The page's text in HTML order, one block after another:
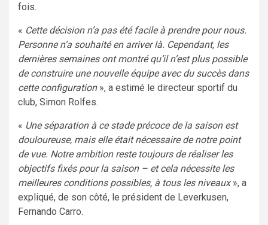
fois.
« Cette décision n’a pas été facile à prendre pour nous.
Personne n’a souhaité en arriver là. Cependant, les
dernières semaines ont montré qu’il n’est plus possible
de construire une nouvelle équipe avec du succès dans
cette configuration», a estimé le directeur sportif du
club, Simon Rolfes.
« Une séparation à ce stade précoce de la saison est
douloureuse, mais elle était nécessaire de notre point
de vue. Notre ambition reste toujours de réaliser les
objectifs fixés pour la saison – et cela nécessite les
meilleures conditions possibles, à tous les niveaux», a
expliqué, de son côté, le président de Leverkusen,
Fernando Carro.